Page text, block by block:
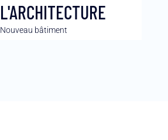
L'ARCHITECTURE
Nouveau bâtiment